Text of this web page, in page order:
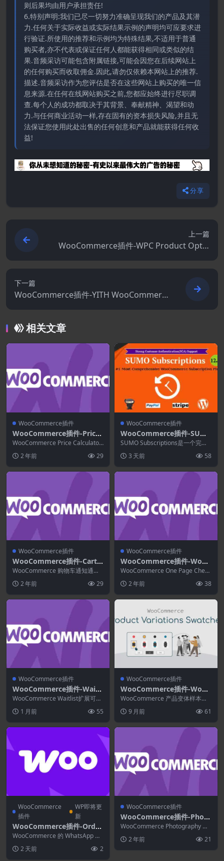
则后果均由用户承担责任!
6.特别声明:我们已尽一切努力准确呈现我们的产品及其潜
力.任何关于实际收益或实际结果示例的声明均可应要求进
行验证.所使用的推荐和示例均为特殊结果,不适用于普通
购买者,亦不代表或保证任何人都能获得相同或类似的结
果.音频采访可能包含附属链接,可能会因您在后续网站上
的任何购买而收取佣金.因此,请勿仅依赖本网站上的推荐.
描述.音频采访作为您评估是否在这些网站上购买的唯一信
息来源.在任何在线网站购买之前,您都应始终进行尽职调
查.每个人的成功都取决于其背景、奉献精神、渴望和动
力.与任何商业活动一样,存在固有的资本损失风险,并且无
法保证您使用此处出售的任何创意和产品就能获得任何收
益!
分享
上一篇
WooCommerce插件-WPC Product Optio
ns for WooCommerce Premium 3.1.0
下一篇
WooCommerce插件-YITH WooCommerc
e Badge Management Premium 3.21.0
相关文章
WooCommerce插件
WooCommerce插件-Price
Calculator for WooComm
erce 3.4.9
WooCommerce Price Calculator
2 年前 29
WooCommerce插件
WooCommerce插件-SUM
O Subscriptions 17.7.0–W
ooCommerce 订阅系统
SUMO Subscriptions是一个完整
3 天前 58
WooCommerce插件
WooCommerce插件-Cart
Notices for WooCommerc
e 1.16.1
WooCommerce 购物车通知通过
操作的消息，...
2 年前 29
WooCommerce插件
WooCommerce插件-WooC
ommerce One Page Check
out 2.9.3
WooCommerce One Page Check
2 年前 38
WooCommerce插件
WooCommerce插件-Waitli
st for WooCommerce 2.6.
2
WooCommerce Waitlist扩展可让
客...1 月前 55
WooCommerce插件
WooCommerce插件-WooC
ommerce Product Variati
ons Swatches 1.1.9
WooCommerce 产品变体样本是
择变体产品的...
9 月前 61
WooCommerce
插件
WP即将更
新
WooCommerce插件-Order
on WhatsApp for WooCo
mmerce 1.3.8
WooCommerce 的 WhatsApp 下
单插件还允许您在多个页面上显示
“... 2 天前 2
WooCommerce插件
WooCommerce插件-Photo
graphy for WooCommerc
e 1.2.2
WooCommerce Photography 是
一款旨在协助专业摄影师日常管
理...2 年前 21